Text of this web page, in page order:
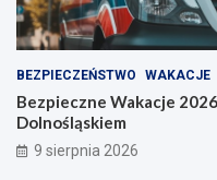
BEZPIECZEŃSTWO WAKACJE
Bezpieczne Wakacje
Dolnośląskiem
9 sierpnia 2026